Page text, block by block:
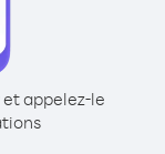
appelez-le